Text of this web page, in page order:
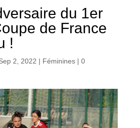
du 1er
de France
!
2, 2022 | Féminines| 0